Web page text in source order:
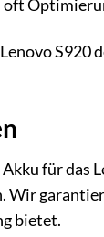
für das
bietet.